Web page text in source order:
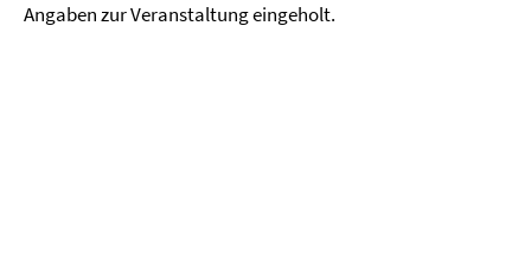
Angaben zur Veranstaltung eingeholt.